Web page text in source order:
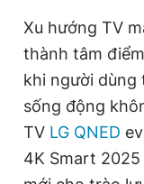
Tiện ích
Thông tin tòa
Xu hướng TV
thành tâm
khi người dùng
sống động
TV LG QNED
4K Smart